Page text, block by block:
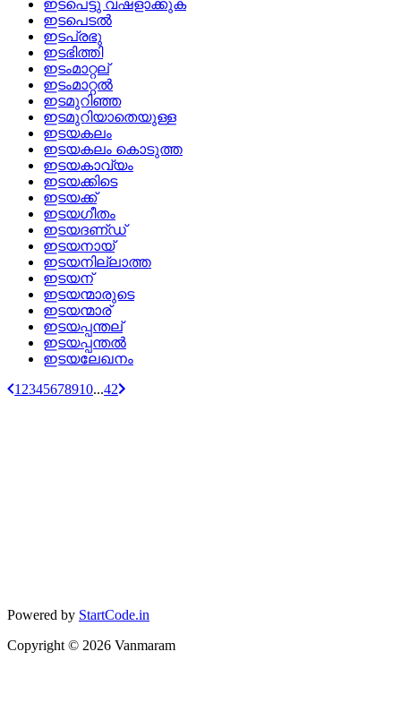
ഇടപെട്ടു വഷളാക്കുക
ഇടപെടൽ
ഇടപ്രഭു
ഇടഭിത്തി
ഇടംമാറ്റല്
ഇടംമാറ്റല്‍
ഇടമുറിഞ്ഞ
ഇടമുറിയാതെയുള്ള
ഇടയകലം
ഇടയകലം കൊടുത്ത
ഇടയകാവ്യം
ഇടയക്കിടെ
ഇടയക്ക്
ഇടയഗീതം
ഇടയദണ്‌ഡ്
ഇടയനായ്
ഇടയനില്ലാത്ത
ഇടയന്
ഇടയന്മാരുടെ
ഇടയന്മാര്
ഇടയപ്പന്തല്
ഇടയപ്പന്തല്‍
ഇടയലേഖനം
1 2345678910...42
Powered by StartCode.in
Copyright © 2026 Vanmaram